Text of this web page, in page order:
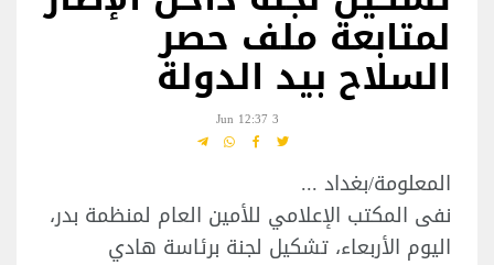
لمتابعة ملف حصر
السلاح بيد الدولة
3 Jun 12:37
المعلومة/بغداد ...
نفى المكتب الإعلامي للأمين العام لمنظمة بدر،
اليوم الأربعاء، تشكيل لجنة برئاسة هادي